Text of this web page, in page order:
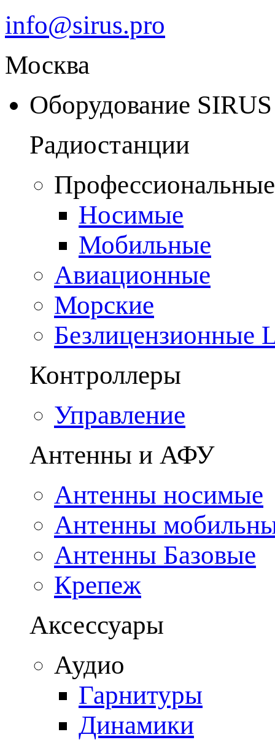
info@sirus.pro
Москва
Оборудование SIRUS
Радиостанции
Носимые
Мобильные
Авиационные
Морские
Безлицензионные
Контроллеры
Управление
Антенны и АФУ
Антенны носимые
Антенны
Антенны Базовые
Крепеж
Аксессуары
Аудио
Гарнитуры
Динамики